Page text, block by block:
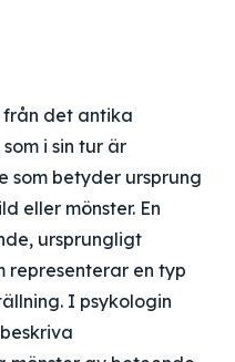
det antika
i sin tur är
som betyder ursprung
eller mönster. En
ursprungligt
representerar en typ
I psykologin